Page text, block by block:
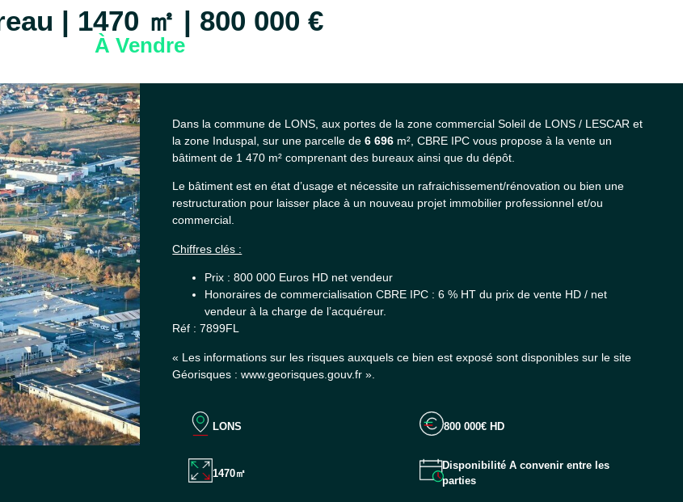
| 1470 ㎡ | 800 000 €
À Vendre
Dans la commune de LONS, aux portes de la zone commercial Soleil de LONS / LESCAR et
la zone Induspal, sur une parcelle de 6 696 m², CBRE IPC vous propose à la vente un
bâtiment de 1 470 m² comprenant des bureaux ainsi que du dépôt.
Le bâtiment est en état d’usage et nécessite un rafraichissement/rénovation ou bien une
restructuration pour laisser place à un nouveau projet immobilier professionnel et/ou
commercial.
Chiffres clés :
Prix : 800 000 Euros HD net vendeur
Honoraires de commercialisation CBRE IPC : 6 % HT du prix de vente HD / net
vendeur à la charge de l’acquéreur.
Réf : 7899FL
« Les informations sur les risques auxquels ce bien est exposé sont disponibles sur le site
Géorisques : www.georisques.gouv.fr ».
LONS 800 000€ HD
1470㎡
Disponibilité A convenir entre les
parties